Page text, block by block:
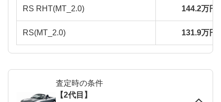
RS RHT(MT_2.0) 144.2万円
RS(MT_2.0) 131.9万円
査定時の条件
【2代目】